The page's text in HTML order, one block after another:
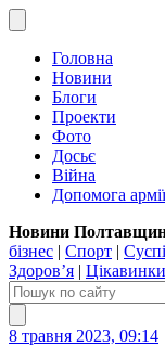
Головна
Новини
Блоги
Проекти
Фото
Досьє
Війна
Допомога армії
Новини
бізнес | Спорт |
Здоров’я | Цікавинки
8 травня 2023, 09:14